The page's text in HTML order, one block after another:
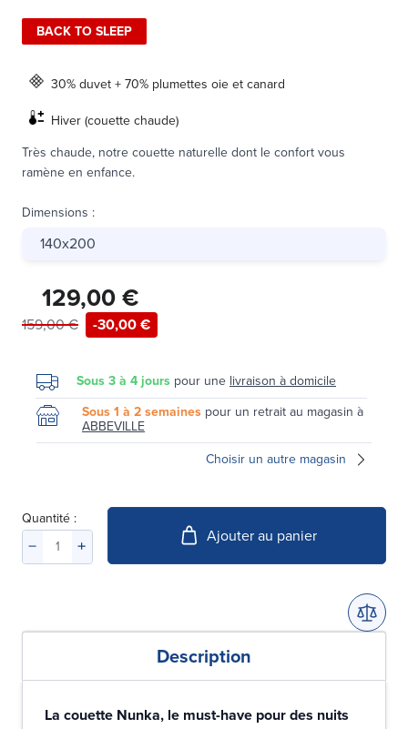
BACK TO SLEEP
30% duvet + 70% plumettes oie et canard
Hiver (couette chaude)
Très chaude, notre couette naturelle dont le confort vous
ramène en enfance.
Dimensions :
140x200
129,00 €
159,00 € -30,00 €
Sous 3 à 4 jours pour une livraison à domicile
Sous 1 à 2 semaines pour un retrait au magasin à
ABBEVILLE
Choisir un autre magasin
Quantité :
Ajouter au panier
Description
La couette Nunka, le must-have pour des nuits